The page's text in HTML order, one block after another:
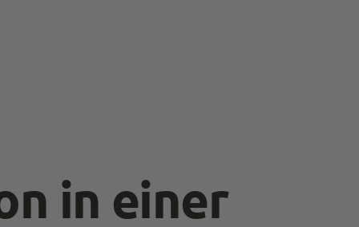
in einer
Passt perfekt Bin happy endlich einen Shop
gefunden zu haben wo ich Jeans bekomme die
einfach top passen. Das ewige Hosen suchen und